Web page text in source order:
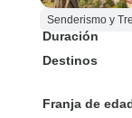
Senderismo y
Duración
Destinos
Franja de